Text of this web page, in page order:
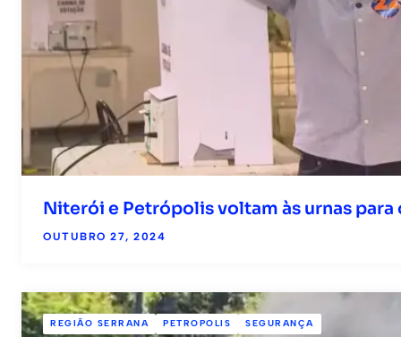
Niterói e Petrópolis voltam às urnas
OUTUBRO 27, 2024
REGIÃO SERRANA PETROPOLIS SEGURANÇA